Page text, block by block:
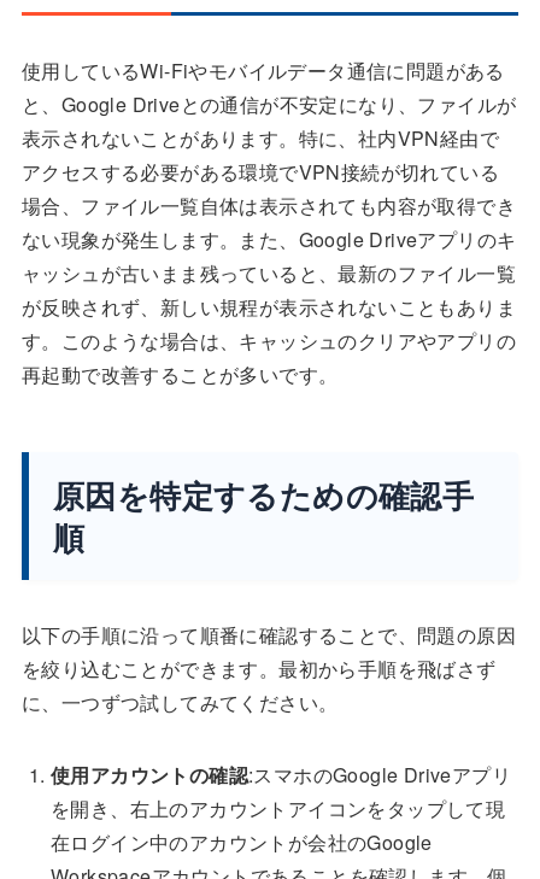
使用しているWi-Fiやモバイルデータ通信に問題がある
と、Google Driveとの通信が不安定になり、ファイルが
表示されないことがあります。特に、社内VPN経由で
アクセスする必要がある環境でVPN接続が切れている
場合、ファイル一覧自体は表示されても内容が取得でき
ない現象が発生します。また、Google Driveアプリのキ
ャッシュが古いまま残っていると、最新のファイル一覧
が反映されず、新しい規程が表示されないこともありま
す。このような場合は、キャッシュのクリアやアプリの
再起動で改善することが多いです。
原因を特定するための確認手
順
以下の手順に沿って順番に確認することで、問題の原因
を絞り込むことができます。最初から手順を飛ばさず
に、一つずつ試してみてください。
使用アカウントの確認:スマホのGoogle Driveアプリ
を開き、右上のアカウントアイコンをタップして現
在ログイン中のアカウントが会社のGoogle